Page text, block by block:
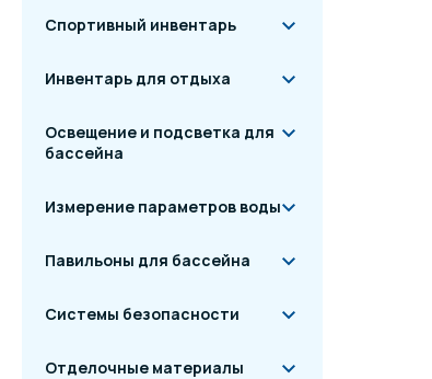
Спортивный инвентарь
Инвентарь для отдыха
Освещение и подсветка для
бассейна
Измерение параметров воды
Павильоны для бассейна
Системы безопасности
Отделочные материалы